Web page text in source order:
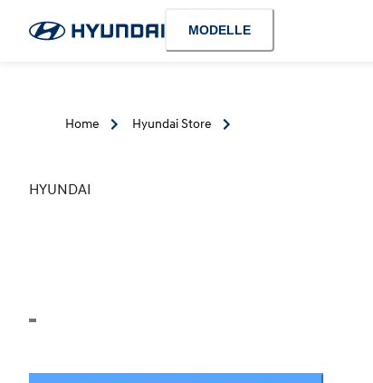
MODELLE
Home Hyundai Store
HYUNDAI